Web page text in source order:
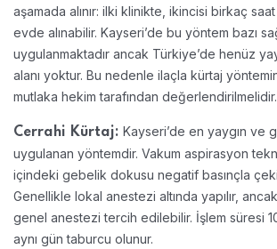
aşamada alınır: ilki klinikte, ikincisi birkaç
evde alınabilir. Kayseri’de bu yöntem bazı
uygulanmaktadır ancak Türkiye’de henüz
alanı yoktur. Bu nedenle ilaçla kürtaj
mutlaka hekim tarafından değerlendirilmelidir.
Cerrahi Kürtaj: Kayseri’de en yaygın ve
uygulanan yöntemdir. Vakum aspirasyon
içindeki gebelik dokusu negatif basınçla
Genellikle lokal anestezi altında yapılır,
genel anestezi tercih edilebilir. İşlem süresi
aynı gün taburcu olunur.